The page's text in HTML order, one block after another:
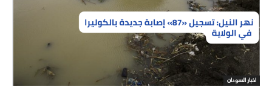
اخبار السودان